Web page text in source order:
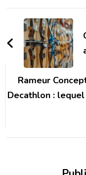
streamers pour
les pecheurs
debutants
Navigation
d'article
Rameur
Decathlon :